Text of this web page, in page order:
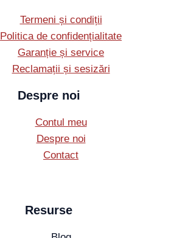
Termeni și condiții
Politica de confidențialitate
Garanție și service
Reclamații și sesizări
Despre noi
Contul meu
Despre noi
Contact
Resurse